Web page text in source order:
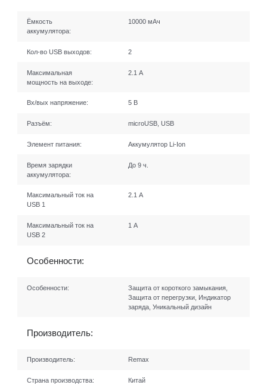
Ёмкость
аккумулятора:
10000 мАч
Кол-во USB выходов: 2
Максимальная
мощность на выходе:
2.1 А
Вх/вых напряжение: 5 В
Разъём: microUSB, USB
Элемент питания: Аккумулятор Li-Ion
Время зарядки
аккумулятора:
До 9 ч.
Максимальный ток на
USB 1
2.1 А
Максимальный ток на
USB 2
1 А
Особенности:
Особенности:
Защита от короткого замыкания,
Защита от перегрузки, Индикатор
заряда, Уникальный дизайн
Производитель:
Производитель: Remax
Страна производства: Китай